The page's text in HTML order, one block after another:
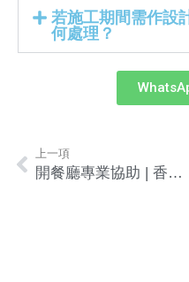
若施工期間需作設
何處理？
上一項
開餐廳專業協助 | 香港一站式牌照裝修顧問，助您避開創業陷阱